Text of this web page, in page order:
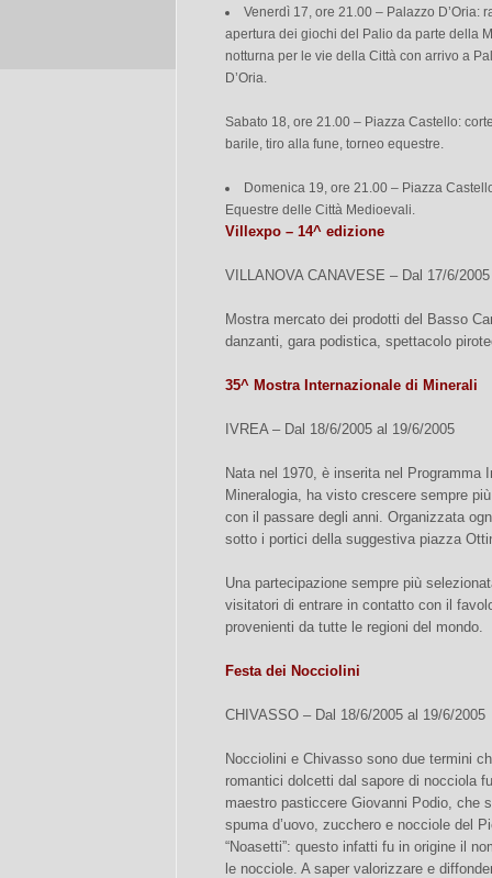
Venerdì 17, ore 21.00 – Palazzo D’Oria:
apertura dei giochi del Palio da parte della
notturna per le vie della Città con arrivo a
D’Oria.
Sabato 18, ore 21.00 – Piazza Castello:
barile, tiro alla fune, torneo equestre.
Domenica 19, ore 21.00 – Piazza
Equestre delle Città Medioevali.
Villexpo – 14^ edizione
VILLANOVA CANAVESE – Dal 17/6/
Mostra mercato dei prodotti del Basso
danzanti, gara podistica, spettacolo
35^ Mostra Internazionale di Minerali
IVREA – Dal 18/6/2005 al 19/6/2005
Nata nel 1970, è inserita nel Programma
Mineralogia, ha visto crescere sempre
con il passare degli anni. Organizzata
sotto i portici della suggestiva piazza
Una partecipazione sempre più
visitatori di entrare in contatto con il
provenienti da tutte le regioni del mondo.
Festa dei Nocciolini
CHIVASSO – Dal 18/6/2005 al 19/6/2005
Nocciolini e Chivasso sono due termini
romantici dolcetti dal sapore di nocciola
maestro pasticcere Giovanni Podio, che
spuma d’uovo, zucchero e nocciole del
“Noasetti”: questo infatti fu in origine il
le nocciole. A saper valorizzare e